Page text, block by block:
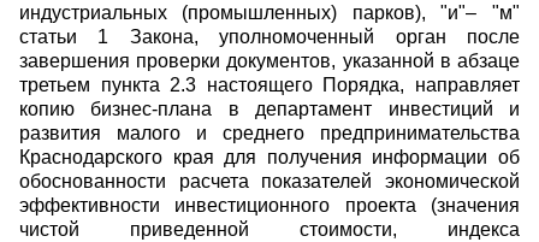
индустриальных (промышленных) парков), "и"– "м"
статьи 1 Закона, уполномоченный орган после
завершения проверки документов, указанной в абзаце
третьем пункта 2.3 настоящего Порядка, направляет
копию бизнес-плана в департамент инвестиций и
развития малого и среднего предпринимательства
Краснодарского края для получения информации об
обоснованности расчета показателей экономической
эффективности инвестиционного проекта (значения
чистой приведенной стоимости, индекса